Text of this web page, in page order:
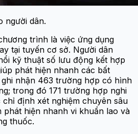
người dân.
trình là việc ứng dụng
tại tuyến cơ sở. Người dân
kỹ thuật số lưu động kết hợp
phát hiện nhanh các bất
nhận 463 trường hợp có hình
trong đó 171 trường hợp nghi
định xét nghiệm chuyên sâu
phát hiện nhanh vi khuẩn lao và
thuốc.